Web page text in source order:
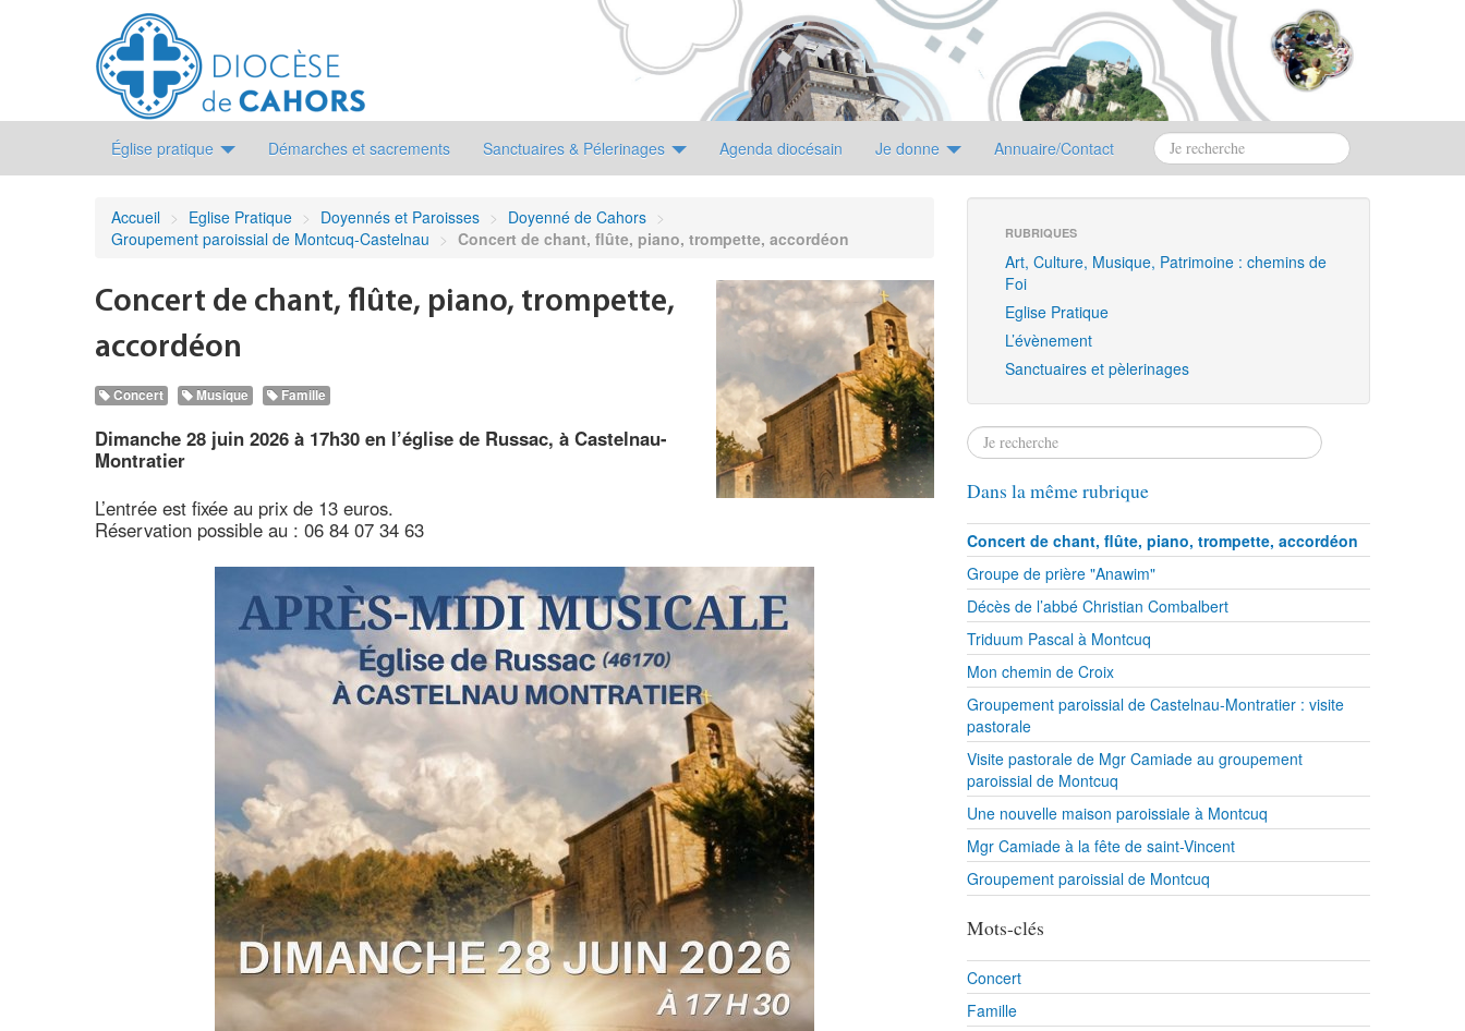
Église pratique Démarches et sacrements Sanctuaires & Pélerinages Agenda diocésain Je donne Annuaire/Contact
Accueil > Eglise Pratique > Doyennés et Paroisses > Doyenné de Cahors >
Groupement paroissial de Montcuq-Castelnau > Concert de chant, flûte, piano, trompette, accordéon
Concert de chant, flûte, piano, trompette,
accordéon
Concert Musique Famille
Dimanche 28 juin 2026 à 17h30 en l’église de Russac, à Castelnau-
Montratier
L’entrée est fixée au prix de 13 euros.
Réservation possible au : 06 84 07 34 63
RUBRIQUES
Art, Culture, Musique, Patrimoine : chemins de
Foi
Eglise Pratique
L’évènement
Sanctuaires et pèlerinages
Dans la même rubrique
Concert de chant, flûte, piano, trompette, accordéon
Groupe de prière "Anawim"
Décès de l’abbé Christian Combalbert
Triduum Pascal à Montcuq
Mon chemin de Croix
Groupement paroissial de Castelnau-Montratier : visite
pastorale
Visite pastorale de Mgr Camiade au groupement
paroissial de Montcuq
Une nouvelle maison paroissiale à Montcuq
Mgr Camiade à la fête de saint-Vincent
Groupement paroissial de Montcuq
Mots-clés
Concert
Famille